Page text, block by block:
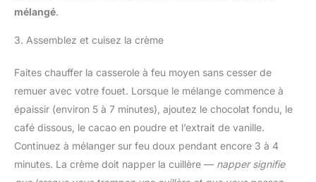
mélangé.
3. Assemblez et cuisez la crème
Faites chauffer la casserole à feu moyen sans cesser de
remuer avec votre fouet. Lorsque le mélange commence à
épaissir (environ 5 à 7 minutes), ajoutez le chocolat fondu, le
café dissous, le cacao en poudre et l’extrait de vanille.
Continuez à mélanger sur feu doux pendant encore 3 à 4
minutes. La crème doit napper la cuillère — napper signifie